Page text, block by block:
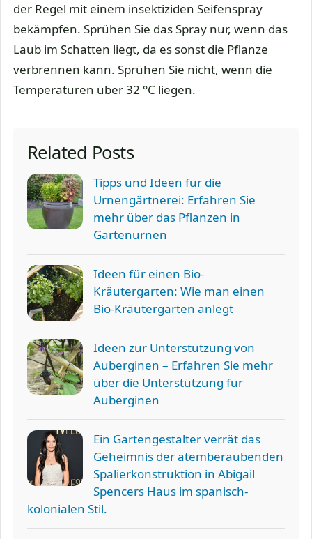
der Regel mit einem insektiziden Seifenspray
bekämpfen. Sprühen Sie das Spray nur, wenn das
Laub im Schatten liegt, da es sonst die Pflanze
verbrennen kann. Sprühen Sie nicht, wenn die
Temperaturen über 32 °C liegen.
Related Posts
Tipps und Ideen für die
Urnengärtnerei: Erfahren Sie
mehr über das Pflanzen in
Gartenurnen
Ideen für einen Bio-
Kräutergarten: Wie man einen
Bio-Kräutergarten anlegt
Ideen zur Unterstützung von
Auberginen – Erfahren Sie mehr
über die Unterstützung für
Auberginen
Ein Gartengestalter verrät das
Geheimnis der atemberaubenden
Spalierkonstruktion in Abigail
Spencers Haus im spanisch-
kolonialen Stil.